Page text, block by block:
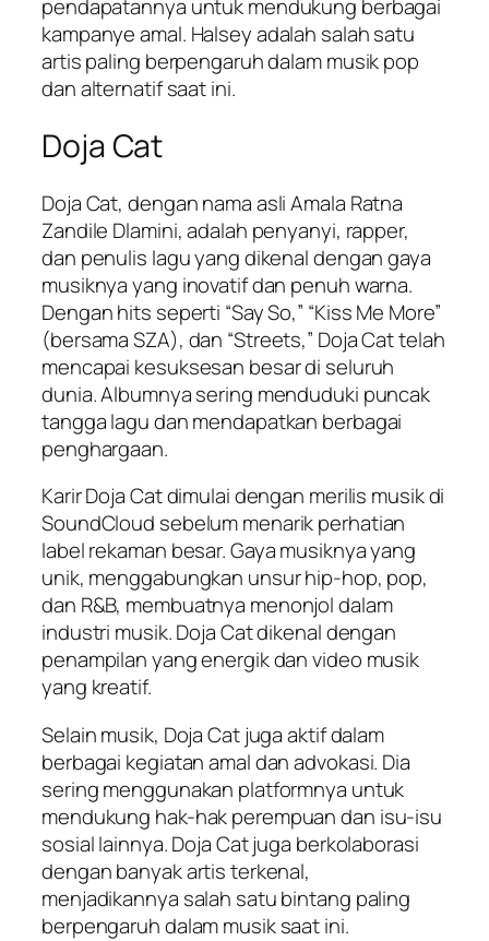
pendapatannya untuk mendukung berbagai
kampanye amal. Halsey adalah salah satu
artis paling berpengaruh dalam musik pop
dan alternatif saat ini.
Doja Cat
Doja Cat, dengan nama asli Amala Ratna
Zandile Dlamini, adalah penyanyi, rapper,
dan penulis lagu yang dikenal dengan gaya
musiknya yang inovatif dan penuh warna.
Dengan hits seperti “Say So,” “Kiss Me More”
(bersama SZA), dan “Streets,” Doja Cat telah
mencapai kesuksesan besar di seluruh
dunia. Albumnya sering menduduki puncak
tangga lagu dan mendapatkan berbagai
penghargaan.
Karir Doja Cat dimulai dengan merilis musik di
SoundCloud sebelum menarik perhatian
label rekaman besar. Gaya musiknya yang
unik, menggabungkan unsur hip-hop, pop,
dan R&B, membuatnya menonjol dalam
industri musik. Doja Cat dikenal dengan
penampilan yang energik dan video musik
yang kreatif.
Selain musik, Doja Cat juga aktif dalam
berbagai kegiatan amal dan advokasi. Dia
sering menggunakan platformnya untuk
mendukung hak-hak perempuan dan isu-isu
sosial lainnya. Doja Cat juga berkolaborasi
dengan banyak artis terkenal,
menjadikannya salah satu bintang paling
berpengaruh dalam musik saat ini.